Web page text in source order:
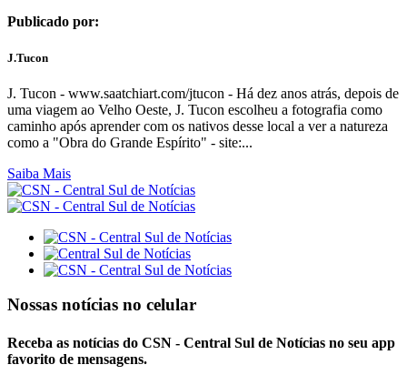
Publicado por:
J.Tucon
J. Tucon - www.saatchiart.com/jtucon - Há dez anos atrás, depois de
uma viagem ao Velho Oeste, J. Tucon escolheu a fotografia como
caminho após aprender com os nativos desse local a ver a natureza
como a "Obra do Grande Espírito" - site:...
Saiba Mais
Nossas notícias no celular
Receba as notícias do CSN - Central Sul de Notícias no seu app
favorito de mensagens.